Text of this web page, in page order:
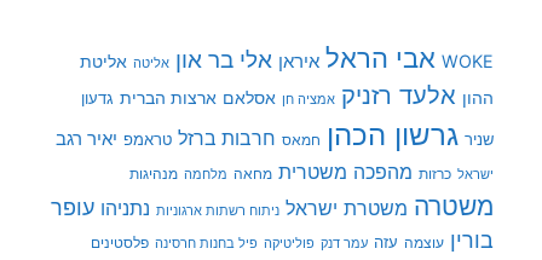
WOKE אבי הראל איראן אלי בר און אליטה אליטת
ההון אלעד רזניק אמציה חן אסלאם ארצות הברית גדעון
שניר גרשון הכהן חמאס חרבות ברזל טראמפ יאיר רגב
ישראל כרזות מהפכה משטרית מחאה מלחמה מנהיגות
משטרה משטרת ישראל ניתוח רשתות ארגוניות נתניהו עופר
בורין עוצמה עזה עמר דנק פוליטיקה פיל בחנות חרסינה פלסטינים